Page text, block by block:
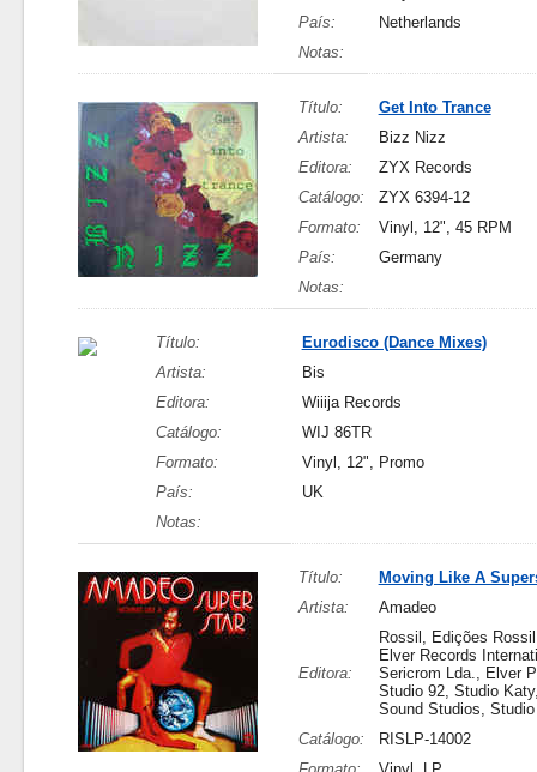
País:
Netherlands
Notas:
Título:
Get Into Trance
Artista:
Bizz Nizz
Editora:
ZYX Records
Catálogo:
ZYX 6394-12
Formato:
Vinyl, 12", 45 RPM
País:
Germany
Notas:
Título:
Eurodisco (Dance Mixes)
Artista:
Bis
Editora:
Wiiija Records
Catálogo:
WIJ 86TR
Formato:
Vinyl, 12", Promo
País:
UK
Notas:
Título:
Moving Like A
Artista:
Amadeo
Editora:
Rossil, Edições
Elver Records
Sericrom Lda., Elver
Studio 92, Studio
Sound Studios,
Catálogo:
RISLP-14002